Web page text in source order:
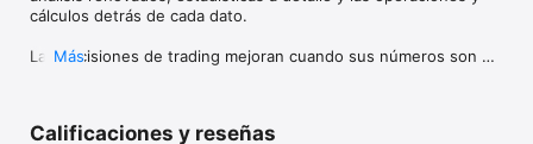
cálculos detrás de cada dato.
Las decisiones de trading mejoran cuando sus números son
un calendario P&L. Registre trades rápido, vea al instante los
Más
Calificaciones y reseñas